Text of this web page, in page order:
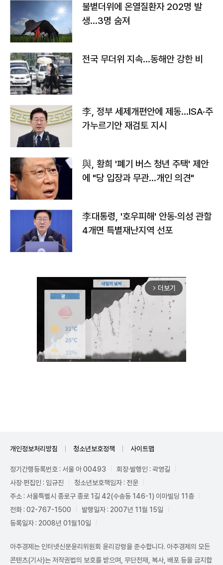
불볕더위에 온열질환자 202명 발
생…3명 숨져
전국 무더위 지속…동해안 강한 비
李, 정부 세제개편안에 제동…ISA·주
가누르기안 재검토 지시
與, 황희 '폐기 버스 청년 주택' 제안
에 "당 입장과 무관…개인 의견"
李대통령, '호우피해' 안동·의성 관할
4개면 특별재난지역 선포
arrow_forward_ios 더보기
개인정보처리방침 청소년보호정책 사이트맵
정기간행등록번호 : 서울 아 00493
회장·발행인 : 곽영길
사장·편집인 : 임규진
청소년보호책임자 : 전운
주소 : 서울특별시 종로구 종로 1길 42(수송동 146-1) 이마빌딩 11층
전화 : 02-767-1500
발행일자 : 2007년 11월 15일
등록일자 : 2008년 01월10일
아주경제는 인터넷신문윤리위원회 윤리강령을 준수합니다. 아주경제의 모든
콘텐츠(기사)는 저작권법의 보호를 받으며, 무단전재, 복사, 배포 등을 금지합